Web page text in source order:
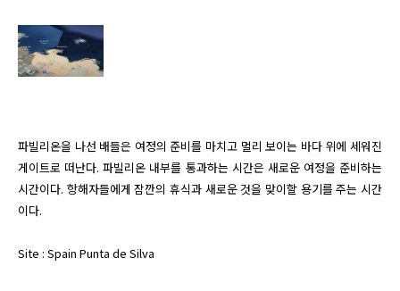
파빌리온을 나선 배들은 여정의 준비를 마치고 멀리 보이는 바다 위에 세워진
게이트로 떠난다. 파빌리온 내부를 통과하는 시간은 새로운 여정을 준비하는
시간이다. 항해자들에게 잠깐의 휴식과 새로운 것을 맞이할 용기를 주는 시간
이다.
Site : Spain Punta de Silva